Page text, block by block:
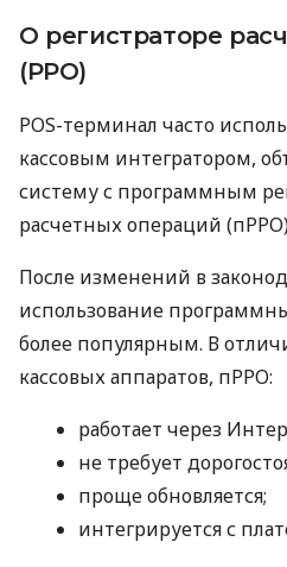
О регистраторе
(РРО)
POS-терминал часто
кассовым интегратором,
систему с программным
расчетных операций
После изменений в
использование
более популярным. В
кассовых аппаратов, пРРО:
работает через
не требует
проще обновляется;
интегрируется с